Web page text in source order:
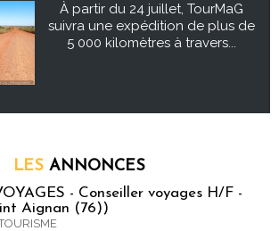
À partir du 24 juillet, TourMaG
suivra une expédition de plus de
5 000 kilomètres à travers...
LES ANNONCES
- Conseiller voyages H/F -
Aignan (76))